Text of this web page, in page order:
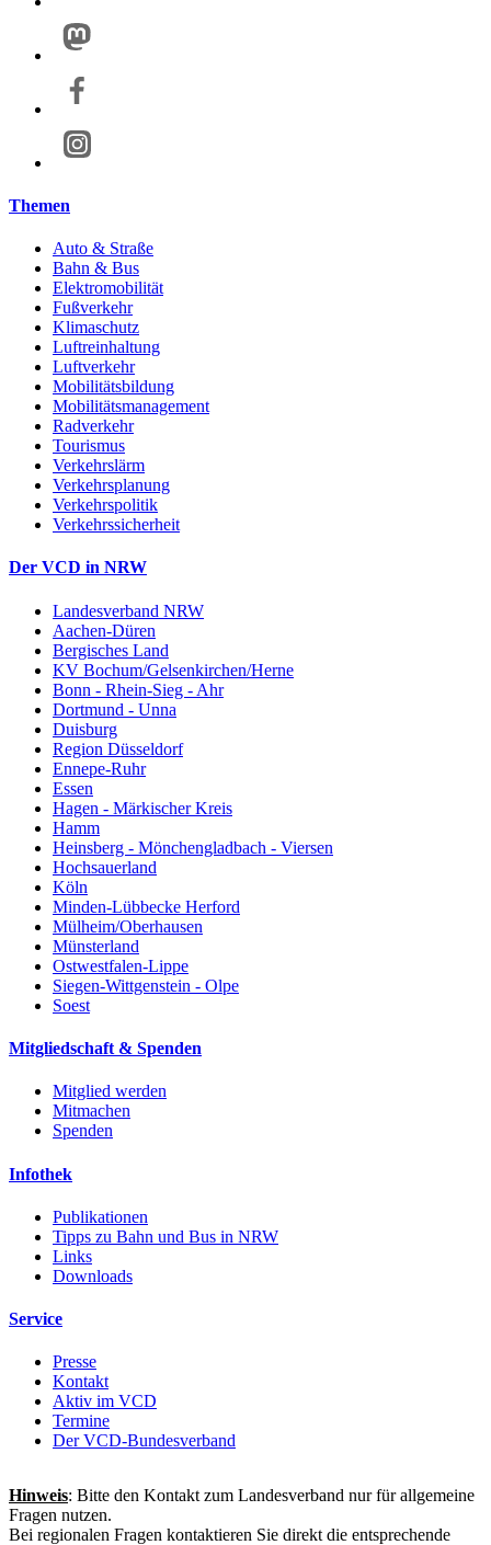
Themen
Auto & Straße
Bahn & Bus
Elektromobilität
Fußverkehr
Klimaschutz
Luftreinhaltung
Luftverkehr
Mobilitätsbildung
Mobilitätsmanagement
Radverkehr
Tourismus
Verkehrslärm
Verkehrsplanung
Verkehrspolitik
Verkehrssicherheit
Der VCD in NRW
Landesverband NRW
Aachen-Düren
Bergisches Land
KV Bochum/Gelsenkirchen/Herne
Bonn - Rhein-Sieg - Ahr
Dortmund - Unna
Duisburg
Region Düsseldorf
Ennepe-Ruhr
Essen
Hagen - Märkischer Kreis
Hamm
Heinsberg - Mönchengladbach - Viersen
Hochsauerland
Köln
Minden-Lübbecke Herford
Mülheim/Oberhausen
Münsterland
Ostwestfalen-Lippe
Siegen-Wittgenstein - Olpe
Soest
Mitgliedschaft & Spenden
Mitglied werden
Mitmachen
Spenden
Infothek
Publikationen
Tipps zu Bahn und Bus in NRW
Links
Downloads
Service
Presse
Kontakt
Aktiv im VCD
Termine
Der VCD-Bundesverband
Hinweis: Bitte den Kontakt zum Landesverband nur für allgemeine
Fragen nutzen.
Bei regionalen Fragen kontaktieren Sie direkt die entsprechende